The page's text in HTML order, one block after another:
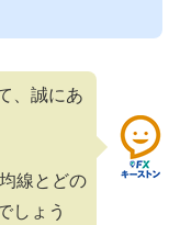
、誠にあ
線とどの
しょう